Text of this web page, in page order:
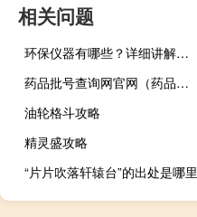
相关问题
环保仪器有哪些？详细讲解各类环保仪器的使用方法
药品批号查询网官网（药品批号查询）
油轮格斗攻略
精灵盛攻略
“片片吹落轩辕台”的出处是哪里